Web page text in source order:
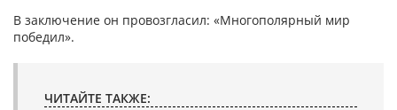
В заключение он провозгласил: «Многополярный мир
победил».
ЧИТАЙТЕ ТАКЖЕ: